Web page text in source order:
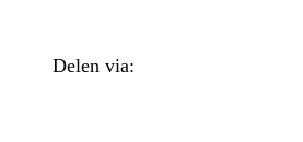
Delen via: